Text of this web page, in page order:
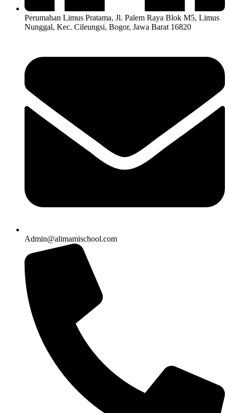
Perumahan Limus Pratama, Jl. Palem Raya Blok M5, Limus
Nunggal, Kec. Cileungsi, Bogor, Jawa Barat 16820
Admin@alimamischool.com